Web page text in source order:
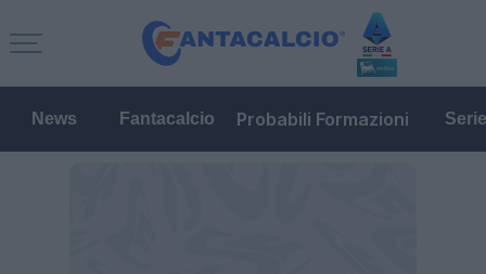
News Fantacalcio Probabili Formazioni